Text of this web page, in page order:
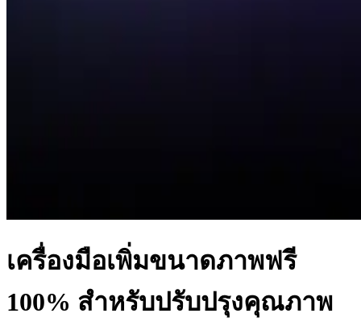
เครื่องมือเพิ่มขนาดภาพฟรี
100% สำหรับปรับปรุงคุณภาพ